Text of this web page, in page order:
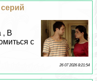
, В
с
26 07 2026 8:21:54